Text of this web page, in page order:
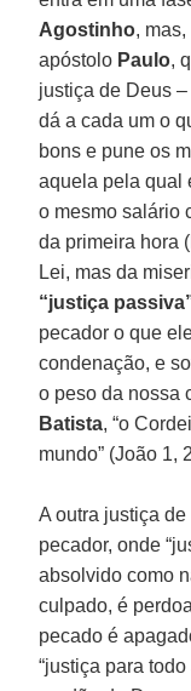
Agostinho,
apóstolo Paulo,
justiça de Deus
dá a cada um o
bons e pune os
aquela pela qual
o mesmo salário
da primeira hora
Lei, mas da
“justiça
pecador o que
condenação, e
o peso da nossa
Batista, “o
mundo” (João 1,
A outra justiça
pecador, onde
absolvido como
culpado, é
pecado é
“justiça para